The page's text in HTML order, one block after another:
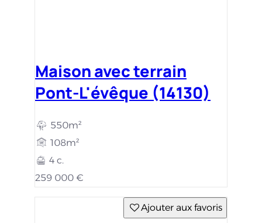
Ajouter aux favoris
Maison avec terrain
Pont-L'évêque (14130)